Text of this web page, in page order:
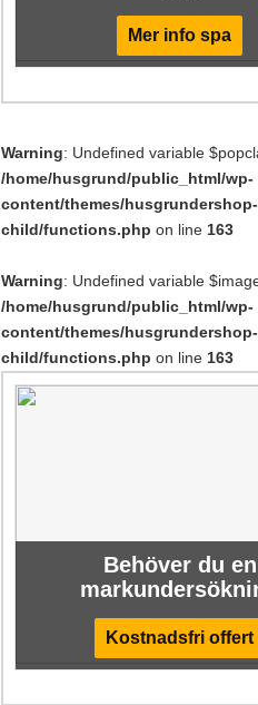
Mer info spa
Warning: Undefined variable
/home/husgrund/public_html/wp-
content/themes/husgrundershop-
child/functions.php on line 163
Warning: Undefined variable
/home/husgrund/public_html/wp-
content/themes/husgrundershop-
child/functions.php on line 163
Behöver du en
Kostnadsfri offert